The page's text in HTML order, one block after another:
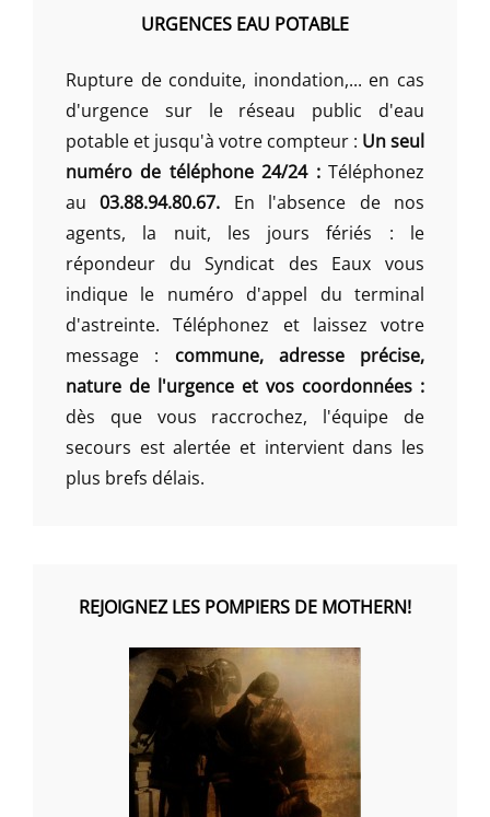
URGENCES EAU POTABLE
Rupture de conduite, inondation,... en cas
d'urgence sur le réseau public d'eau
potable et jusqu'à votre compteur : Un seul
numéro de téléphone 24/24 :Téléphonez
au03.88.94.80.67. En l'absence de nos
agents, la nuit, les jours fériés : le
répondeur du Syndicat des Eaux vous
indique le numéro d'appel du terminal
d'astreinte. Téléphonez et laissez votre
message : commune, adresse précise,
nature de l'urgence et vos coordonnées :
dès que vous raccrochez, l'équipe de
secours est alertée et intervient dans les
plus brefs délais.
REJOIGNEZ LES POMPIERS DE MOTHERN!